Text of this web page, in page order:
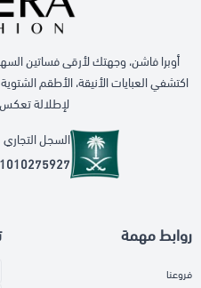
أوبرا فاشن، وجهتك لأرقى فساتين
اكتشفي العبايات الأنيقة، الأطقم الشتوية
لإطلالة
السجل التجاري
1010275927
روابط مهمة
فروعنا